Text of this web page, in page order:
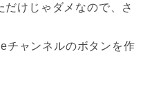
けじゃダメなので、さ
チャンネルのボタンを作